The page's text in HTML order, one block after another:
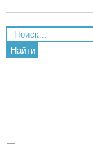
Найти